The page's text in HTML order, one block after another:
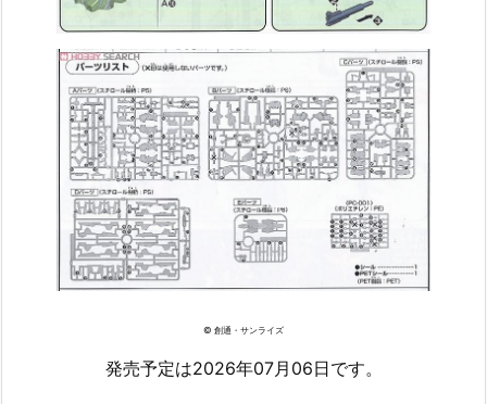
© 創通・サンライズ
発売予定は2026年07月06日です。